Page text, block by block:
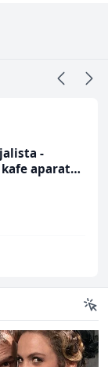
-
aparata